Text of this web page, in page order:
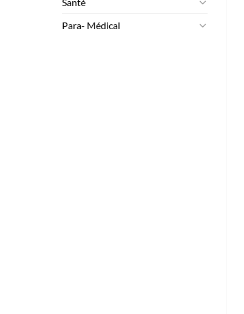
Para- Médical